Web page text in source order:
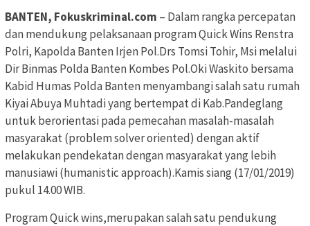
BANTEN, Fokuskriminal.com – Dalam rangka percepatan
dan mendukung pelaksanaan program Quick Wins Renstra
Polri, Kapolda Banten Irjen Pol.Drs Tomsi Tohir, Msi melalui
Dir Binmas Polda Banten Kombes Pol.Oki Waskito bersama
Kabid Humas Polda Banten menyambangi salah satu rumah
Kiyai Abuya Muhtadi yang bertempat di Kab.Pandeglang
untuk berorientasi pada pemecahan masalah-masalah
masyarakat (problem solver oriented) dengan aktif
melakukan pendekatan dengan masyarakat yang lebih
manusiawi (humanistic approach).Kamis siang (17/01/2019)
pukul 14.00 WIB.
Program Quick wins,merupakan salah satu pendukung